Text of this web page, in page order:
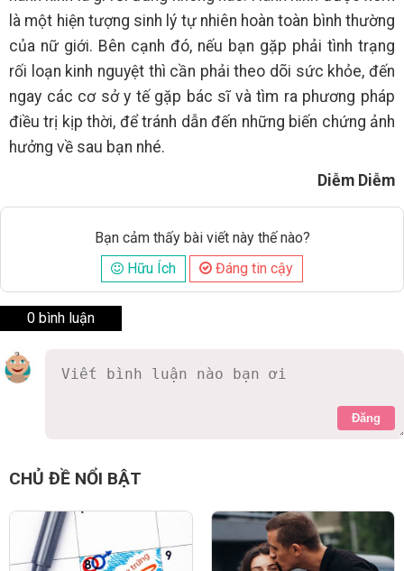
là một hiện tượng sinh lý tự nhiên hoàn toàn bình thường
của nữ giới. Bên cạnh đó, nếu bạn gặp phải tình trạng
rối loạn kinh nguyệt thì cần phải theo dõi sức khỏe, đến
ngay các cơ sở y tế gặp bác sĩ và tìm ra phương pháp
điều trị kịp thời, để tránh dẫn đến những biến chứng ảnh
hưởng về sau bạn nhé.
Diễm Diễm
Bạn cảm thấy bài viết này thế nào?
Hữu Ích
Đáng tin cậy
0 bình luận
Đăng
CHỦ ĐỀ NỔI BẬT